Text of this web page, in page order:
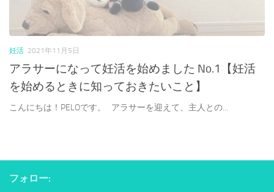
妊活 2021年11月5日
アラサーになって妊活を始めました No.1【妊活
を始めるときに知っておきたいこと】
こんにちは！PELOです。 アラサーを迎えて、主人との...
フォロー: